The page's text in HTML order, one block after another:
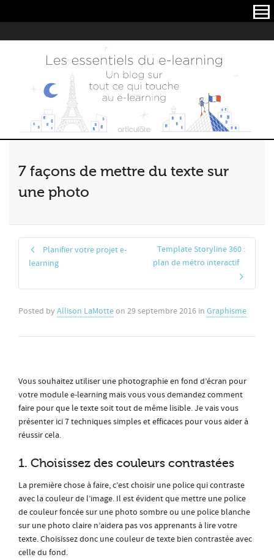
7 façons de mettre du texte sur
une photo
Planifier votre projet e-
learning
Template Storyline 360 :
plan de métro interactif
Posted by Allison LaMotteon 29 septembre 2016 in Graphisme
Vous souhaitez utiliser une photographie en fond d’écran pour
votre module e-learning mais vous vous demandez comment
faire pour que le texte soit tout de même lisible. Je vais vous
présenter ici 7 techniques simples et efficaces pour vous aider à
réussir cela.
1. Choisissez des couleurs contrastées
La première chose à faire, c’est choisir une police qui contraste
avec la couleur de l’image. Il est évident que mettre une police
de couleur foncée sur une photo sombre ou une police blanche
sur une photo claire n’aidera pas vos apprenants à lire votre
texte. Choisissez donc une couleur de texte bien contrastée avec
celle du fond.